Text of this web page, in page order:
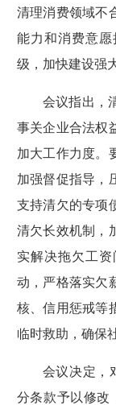
清理消费领域不
能力和消费意
级，加快建设强
会议指出，
事关企业合法权
加大工作力度。
加强督促指导，
支持清欠的专项
清欠长效机制，
实解决拖欠工
动，严格落实欠
核、信用惩戒等
临时救助，确保
会议决定，
分条款予以修改